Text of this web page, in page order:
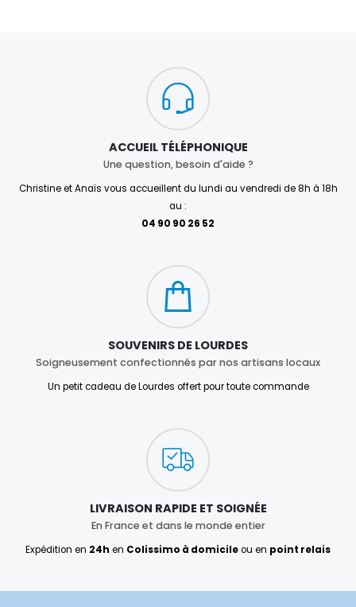
ACCUEIL TÉLÉPHONIQUE
Une question, besoin d'aide ?
Christine et Anaïs vous accueillent du lundi au vendredi de 8h à 18h
au :
04 90 90 26 52
SOUVENIRS DE LOURDES
Soigneusement confectionnés par nos artisans locaux
Un petit cadeau de Lourdes offert pour toute commande
LIVRAISON RAPIDE ET SOIGNÉE
En France et dans le monde entier
Expédition en 24h en Colissimo à domicileou en point relais